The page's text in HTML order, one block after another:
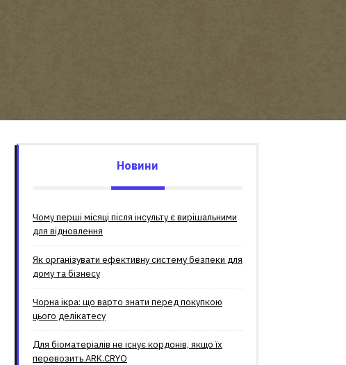
Новини
Чому перші місяці після інсульту є вирішальними
для відновлення
Як організувати ефективну систему безпеки для
дому та бізнесу
Чорна ікра: що варто знати перед покупкою
цього делікатесу
Для біоматеріалів не існує кордонів, якщо їх
перевозить ARK.CRYO